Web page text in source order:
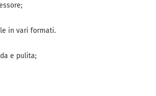
in vari formati.
e pulita;